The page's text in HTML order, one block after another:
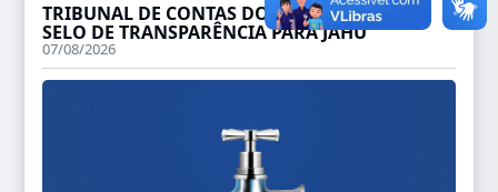
TRIBUNAL DE CONTAS DO ESTADO ENTREGA
SELO DE TRANSPARÊNCIA PARA JAHU
07/08/2026